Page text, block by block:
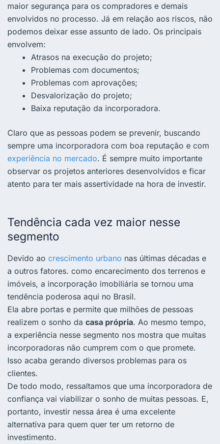
maior segurança para os compradores e demais
envolvidos no processo. Já em relação aos riscos, não
podemos deixar esse assunto de lado. Os principais
envolvem:
Atrasos na execução do projeto;
Problemas com documentos;
Problemas com aprovações;
Desvalorização do projeto;
Baixa reputação da incorporadora.
Claro que as pessoas podem se prevenir, buscando
sempre uma incorporadora com boa reputação e com
experiência no mercado. É sempre muito importante
observar os projetos anteriores desenvolvidos e ficar
atento para ter mais assertividade na hora de investir.
Tendência cada vez maior nesse
segmento
Devido ao crescimento urbano nas últimas décadas e
a outros fatores. como encarecimento dos terrenos e
imóveis, a incorporação imobiliária se tornou uma
tendência poderosa aqui no Brasil.
Ela abre portas e permite que milhões de pessoas
realizem o sonho da casa própria. Ao mesmo tempo,
a experiência nesse segmento nos mostra que muitas
incorporadoras não cumprem com o que promete.
Isso acaba gerando diversos problemas para os
clientes.
De todo modo, ressaltamos que uma incorporadora de
confiança vai viabilizar o sonho de muitas pessoas. E,
portanto, investir nessa área é uma excelente
alternativa para quem quer ter um retorno de
investimento.